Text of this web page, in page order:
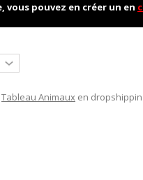
vous pouvez en créer un en
Tableau Animaux en